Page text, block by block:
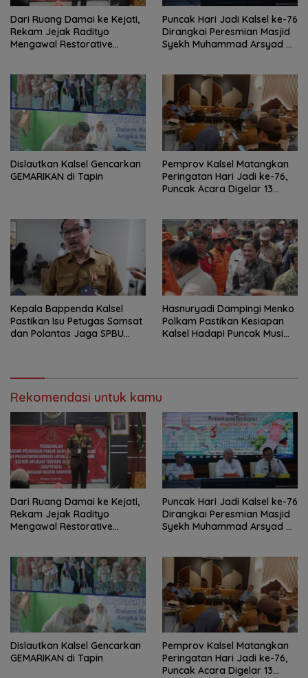
Dari Ruang Damai ke Kejati,
Rekam Jejak Radityo
Mengawal Restorative
Puncak Hari Jadi Kalsel ke-76
Dirangkai Peresmian Masjid
Syekh Muhammad Arsyad Al
Dislautkan Kalsel Gencarkan
GEMARIKAN di Tapin
Pemprov Kalsel Matangkan
Peringatan Hari Jadi ke-76,
Puncak Acara Digelar 13
Kepala Bappenda Kalsel
Pastikan Isu Petugas Samsat
dan Polantas Jaga SPBU
Hasnuryadi Dampingi Menko
Polkam Pastikan Kesiapan
Kalsel Hadapi Puncak Musim
Rekomendasi untuk kamu
Dari Ruang Damai ke Kejati,
Rekam Jejak Radityo
Mengawal Restorative
Puncak Hari Jadi Kalsel ke-76
Dirangkai Peresmian Masjid
Syekh Muhammad Arsyad Al
Dislautkan Kalsel Gencarkan
GEMARIKAN di Tapin
Pemprov Kalsel Matangkan
Peringatan Hari Jadi ke-76,
Puncak Acara Digelar 13